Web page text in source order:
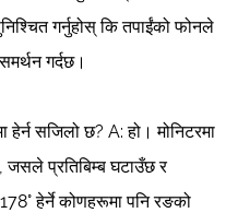
गर्नुहोस् कि तपाईंको फोनले
गर्दछ।
सजिलो छ? A: हो। मोनिटरमा
जसले प्रतिबिम्ब घटाउँछ र
हेर्ने कोणहरूमा पनि रङको